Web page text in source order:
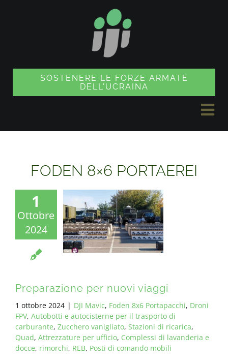
SOSTENERE LE FORZE ARMATE
DELL'UCRAINA
a
NEGOZIO DI SOUVENIR
TUTTI I REQUISITI
FODEN 8×6 PORTAEREI
1
Ottobre
2024
Preparazione per nuovi viaggi
1 ottobre 2024 | DJI Mavic, Foden 8x6 Portapacchi, Droni
FPV, Autobotti e autocisterne per il trasporto di
carburante, Zucchero vanigliato, Stazioni di ricarica,
Quad, Attrezzature per ufficio, Complessi di lavanderia e
docce, rimorchi, REB, Posti di comando mobili